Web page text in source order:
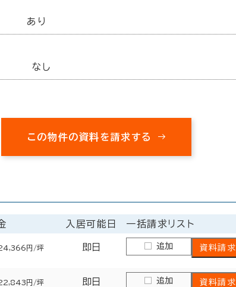
あり
なし
この物件の資料を請求する
入居可能日 一括請求リスト
円/坪 即日 追加 資料請求
円/坪 即日 追加 資料請求